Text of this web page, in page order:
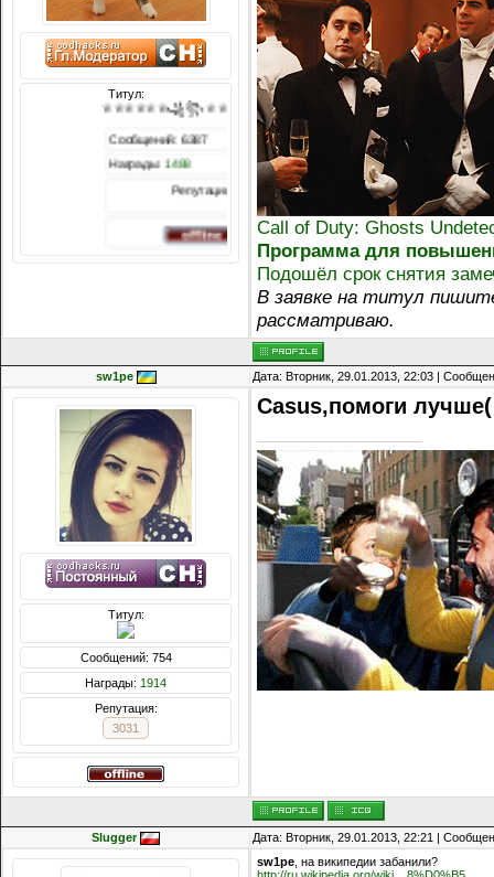
Титул:
♕♕♕♕♕♕꧁꧂♕♕♕♕♕♕
Сообщений: 6387
Награды:1488
Репутация:
Call of Duty: Ghosts
Программа для
Подошёл срок снятия
В заявке на титул
рассматриваю.
sw1pe Дата: Вторник, 29.01.2013, 22:03 |
Титул:
Сообщений: 754
Награды: 1914
Репутация:
3031
Casus,помоги лучше(
Slugger
Дата: Вторник, 29.01.2013, 22:21 |
sw1pe , на википедии забанили?